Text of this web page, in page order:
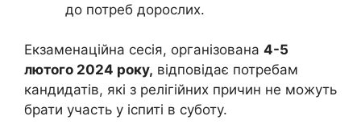
до потреб дорослих.
Екзаменаційна сесія, організована 4-5
лютого 2024 року, відповідає потребам
кандидатів, які з релігійних причин не можуть
брати участь у іспиті в суботу.